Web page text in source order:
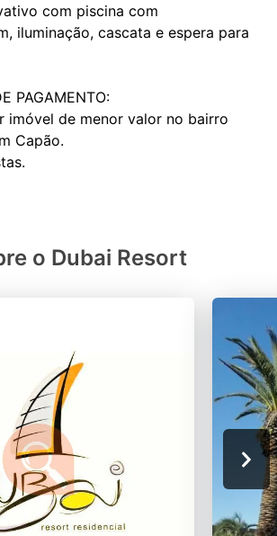
com piscina com
iluminação, cascata e espera para
PAGAMENTO:
imóvel de menor valor no bairro
Capão.
o Dubai Resort